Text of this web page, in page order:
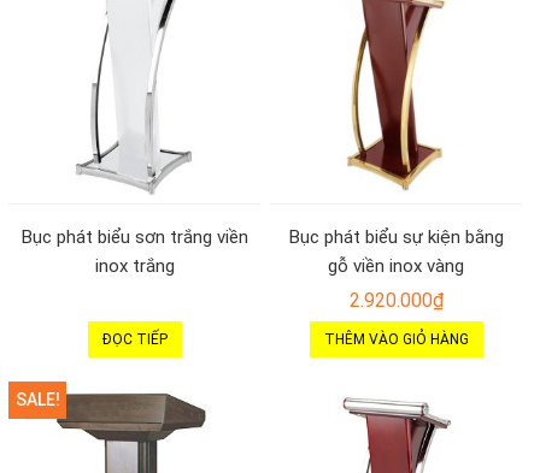
Bục phát biểu sơn trắng viền
inox trắng
ĐỌC TIẾP
Bục phát biểu sự kiện bằng
gỗ viền inox vàng
2.920.000₫
THÊM VÀO GIỎ HÀNG
SALE!